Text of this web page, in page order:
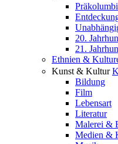
20.
21.
Ethnien &
Kunst & Kultur
Bildung
Film
Lebensart
Literatur
Malerei &
Medien &